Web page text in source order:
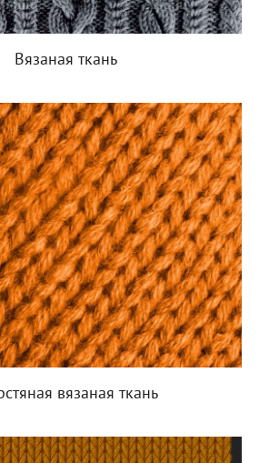
Вязаная ткань
вязаная ткань